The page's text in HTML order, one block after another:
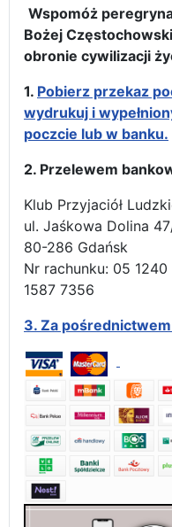
Wspomóż
Bożej
obronie cywilizacji
1. Pobierz przekaz
wydrukuj i
poczcie lub w banku.
2. Przelewem
Klub Przyjaciół
ul. Jaśkowa Dolina
80-286 Gdańsk
Nr rachunku: 05 1240
1587 7356
3. Za pośrednictwem